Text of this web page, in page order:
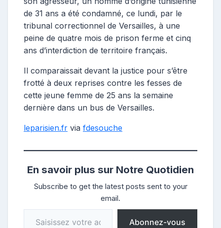
de 31 ans a été condamné, ce lundi, par le
tribunal correctionnel de Versailles, à une
peine de quatre mois de prison ferme et cinq
ans d’interdiction de territoire français.
Il comparaissait devant la justice pour s’être
frotté à deux reprises contre les fesses de
cette jeune femme de 25 ans la semaine
dernière dans un bus de Versailles.
leparisien.fr via fdesouche
En savoir plus sur Notre Quotidien
Subscribe to get the latest posts sent to your
email.
Saisissez votre adresse e-mail…
Abonnez-vous